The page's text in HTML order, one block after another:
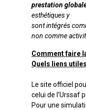
prestation
esthétiques y
sont intégrés
non comme
Comment faire
Quels liens utiles
Le site officiel
celui de l’Urssaf
Pour une